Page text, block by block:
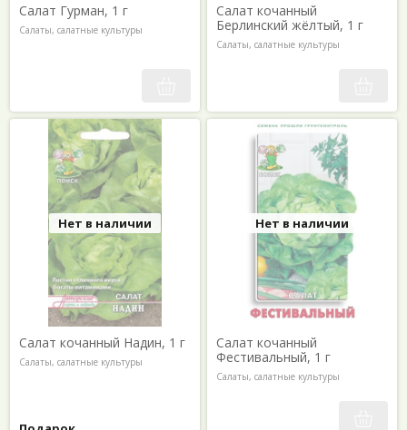
Салат Гурман, 1 г
Салаты, салатные культуры
Салат кочанный
Берлинский жёлтый, 1 г
Салаты, салатные культуры
Нет в наличии
Салат кочанный Надин, 1 г
Салаты, салатные культуры
Нет в наличии
Салат кочанный
Фестивальный, 1 г
Салаты, салатные культуры